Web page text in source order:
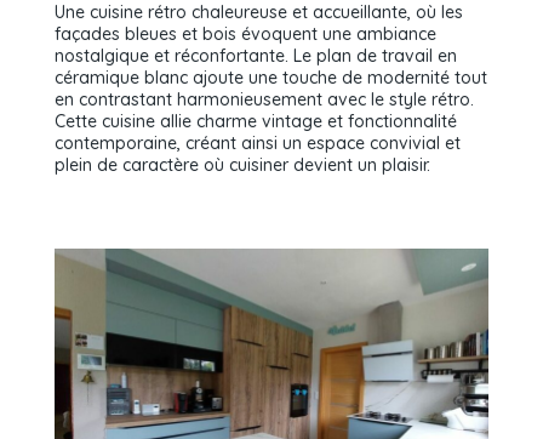
Une cuisine rétro chaleureuse et accueillante, où les
façades bleues et bois évoquent une ambiance
nostalgique et réconfortante. Le plan de travail en
céramique blanc ajoute une touche de modernité tout
en contrastant harmonieusement avec le style rétro.
Cette cuisine allie charme vintage et fonctionnalité
contemporaine, créant ainsi un espace convivial et
plein de caractère où cuisiner devient un plaisir.